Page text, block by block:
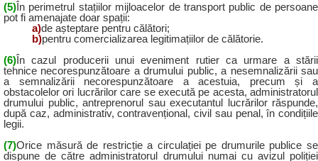
(5)În perimetrul stațiilor mijloacelor de transport public de persoane
pot fi amenajate doar spații:
a)de așteptare pentru călători;
b)pentru comercializarea legitimațiilor de călătorie.
(6)În cazul producerii unui eveniment rutier ca urmare a stării
tehnice necorespunzătoare a drumului public, a nesemnalizării sau
a semnalizării necorespunzătoare a acestuia, precum și a
obstacolelor ori lucrărilor care se execută pe acesta, administratorul
drumului public, antreprenorul sau executantul lucrărilor răspunde,
după caz, administrativ, contravențional, civil sau penal, în condițiile
legii.
(7)Orice măsură de restricție a circulației pe drumurile publice se
dispune de către administratorul drumului numai cu avizul poliției